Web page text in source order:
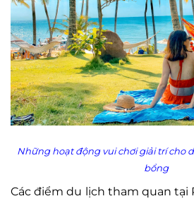
Những hoạt động vui chơi giải trí cho
bổng
Các điểm du lịch tham quan tại